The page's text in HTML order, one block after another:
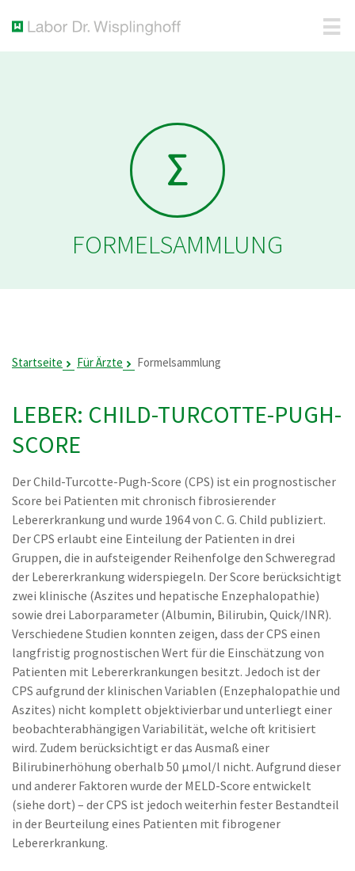
FORMELSAMMLUNG
Startseite Für Ärzte Formelsammlung
LEBER: CHILD-TURCOTTE-PUGH-
SCORE
Der Child-Turcotte-Pugh-Score (CPS) ist ein prognostischer
Score bei Patienten mit chronisch fibrosierender
Lebererkrankung und wurde 1964 von C. G. Child publiziert.
Der CPS erlaubt eine Einteilung der Patienten in drei
Gruppen, die in aufsteigender Reihenfolge den Schweregrad
der Lebererkrankung widerspiegeln. Der Score berücksichtigt
zwei klinische (Aszites und hepatische Enzephalopathie)
sowie drei Laborparameter (Albumin, Bilirubin, Quick/INR).
Verschiedene Studien konnten zeigen, dass der CPS einen
langfristig prognostischen Wert für die Einschätzung von
Patienten mit Lebererkrankungen besitzt. Jedoch ist der
CPS aufgrund der klinischen Variablen (Enzephalopathie und
Aszites) nicht komplett objektivierbar und unterliegt einer
beobachterabhängigen Variabilität, welche oft kritisiert
wird. Zudem berücksichtigt er das Ausmaß einer
Bilirubinerhöhung oberhalb 50 µmol/l nicht. Aufgrund dieser
und anderer Faktoren wurde der MELD-Score entwickelt
(siehe dort) – der CPS ist jedoch weiterhin fester Bestandteil
in der Beurteilung eines Patienten mit fibrogener
Lebererkrankung.